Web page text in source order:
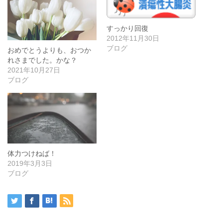
おめでとうよりも、おつか
れさまでした。かな？
2021年10月27日
ブログ
すっかり回復
2012年11月30日
ブログ
体力つけねば！
2019年3月3日
ブログ